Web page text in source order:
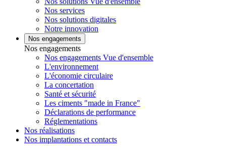
Nos services
Nos solutions digitales
Notre innovation
Nos engagements
Nos engagements
Nos engagements Vue d'ensemble
L'environnement
L'économie circulaire
La concertation
Santé et sécurité
Les ciments "made in France"
Déclarations de performance
Réglementations
Nos réalisations
Nos implantations et contacts